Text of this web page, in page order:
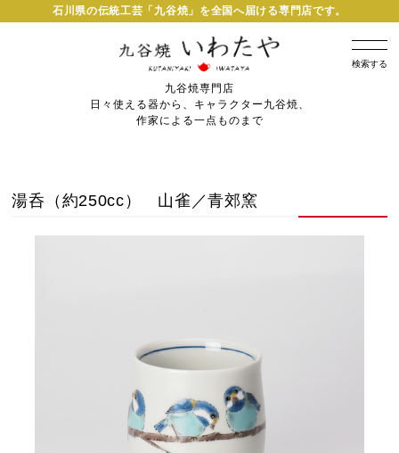
石川県の伝統工芸「九谷焼」を全国へ届ける専門店です。
検索する
九谷焼専門店
日々使える器から、キャラクター九谷焼、
作家による一点ものまで
湯呑（約250cc） 山雀／青郊窯